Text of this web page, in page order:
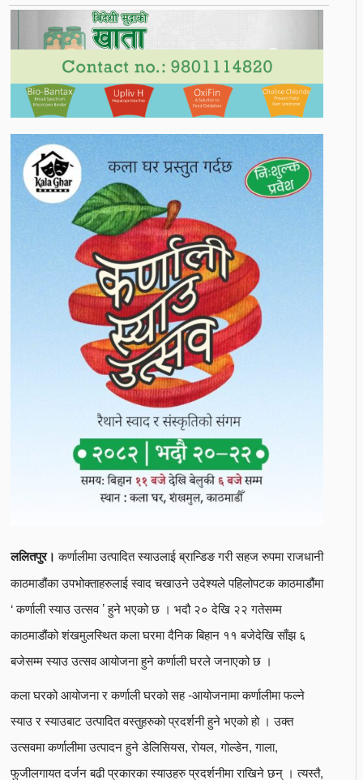
ललितपुर। कर्णालीमा उत्पादित स्याउलाई ब्रान्डिङ गरी सहज रुपमा राजधानी
काठमाडौंका उपभोक्ताहरुलाई स्वाद चखाउने उदेश्यले पहिलोपटक काठमाडौंमा
‘ कर्णाली स्याउ उत्सव ’ हुने भएको छ । भदौ २० देखि २२ गतेसम्म
काठमाडौंको शंखमुलस्थित कला घरमा दैनिक बिहान ११ बजेदेखि साँझ ६
बजेसम्म स्याउ उत्सव आयोजना हुने कर्णाली घरले जनाएको छ ।
कला घरको आयोजना र कर्णाली घरको सह -आयोजनामा कर्णालीमा फल्ने
स्याउ र स्याउबाट उत्पादित वस्तुहरुको प्रदर्शनी हुने भएको हो । उक्त
उत्सवमा कर्णालीमा उत्पादन हुने डेलिसियस, रोयल, गोल्डेन, गाला,
फुजीलगायत दर्जन बढी प्रकारका स्याउहरु प्रदर्शनीमा राखिने छन् । त्यस्तै,